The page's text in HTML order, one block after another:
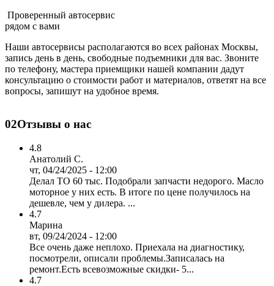
Проверенный автосервис
рядом с вами
Наши автосервисы располагаются во всех районах Москвы,
запись день в день, свободные подъемники для вас. Звоните
по телефону, мастера приемщики нашей компании дадут
консультацию о стоимости работ и материалов, ответят на все
вопросы, запишут на удобное время.
02Отзывы о нас
4.8
Анатолий С.
чт, 04/24/2025 - 12:00
Делал ТО 60 тыс. Подобрали запчасти недорого. Масло
моторное у них есть. В итоге по цене получилось на
дешевле, чем у дилера. ...
4.7
Марина
вт, 09/24/2024 - 12:00
Все очень даже неплохо. Приехала на диагностику,
посмотрели, описали проблемы.Записалась на
ремонт.Есть всевозможные скидки- 5...
4.7